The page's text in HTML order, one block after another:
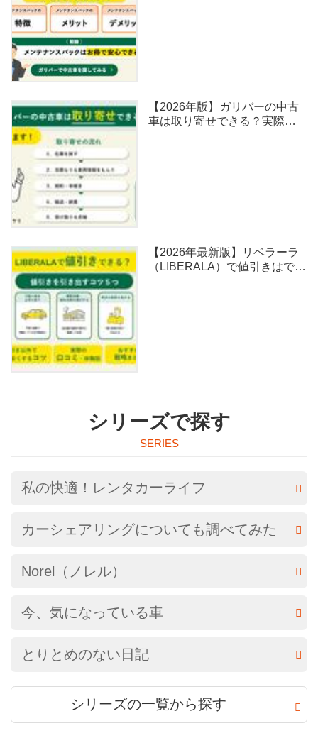
【2026年版】ガリバーの中古
車は取り寄せできる？実際の
【2026年最新版】リベラーラ
（LIBERALA）で値引きはでき
シリーズで探す
私の快適！レンタカーライフ
カーシェアリングについても調べてみた
Norel（ノレル）
今、気になっている車
とりとめのない日記
シリーズの一覧から探す